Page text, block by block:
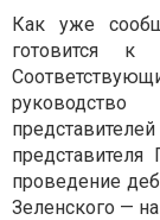
Как уже
готовится к
проведение
Зеленского —